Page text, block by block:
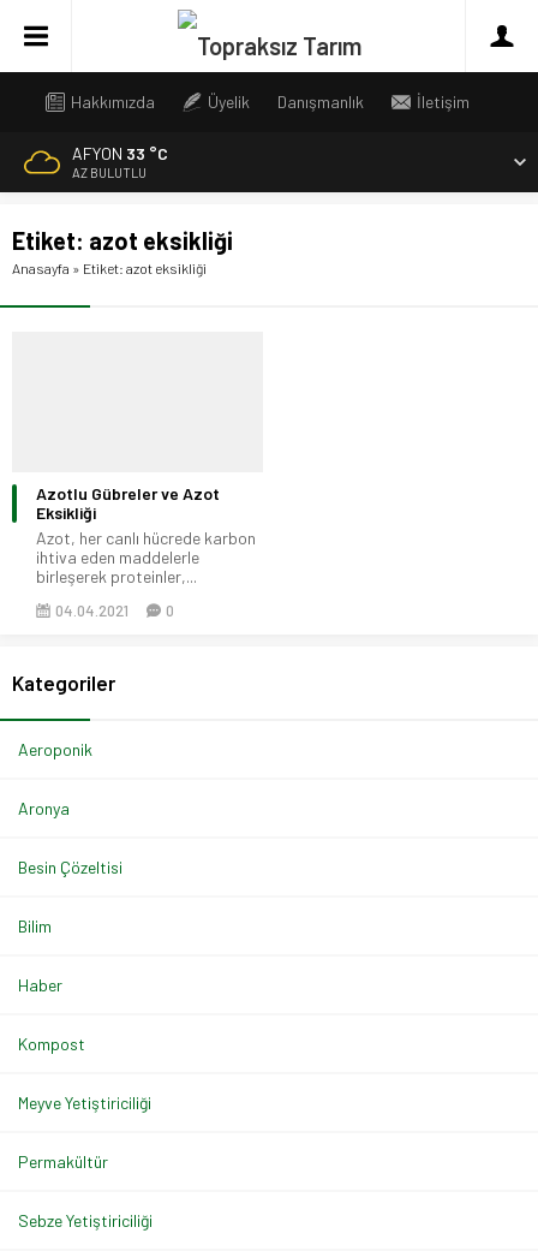
Hakkımızda Üyelik Danışmanlık İletişim
AFYON 33 °C
AZ BULUTLU
Etiket: azot eksikliği
Anasayfa » Etiket: azot eksikliği
Azotlu Gübreler ve Azot
Eksikliği
Azot, her canlı hücrede karbon
ihtiva eden maddelerle
birleşerek proteinler,...
04.04.2021 0
Kategoriler
Aeroponik
Aronya
Besin Çözeltisi
Bilim
Haber
Kompost
Meyve Yetiştiriciliği
Permakültür
Sebze Yetiştiriciliği